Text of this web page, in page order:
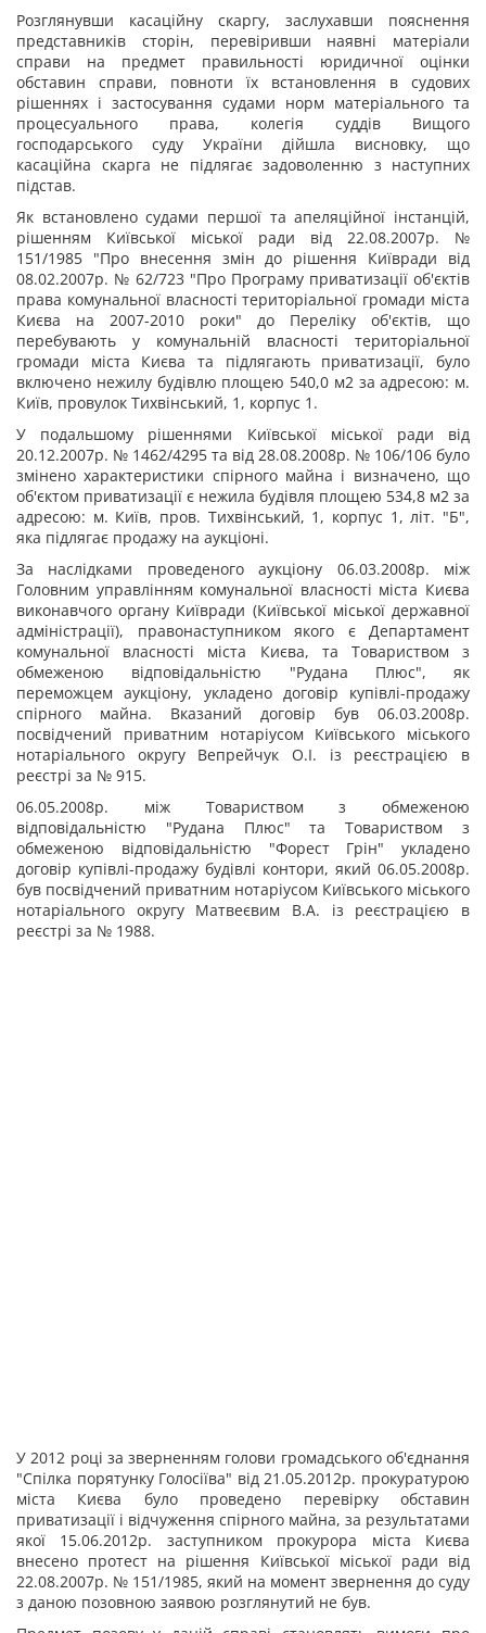
Розглянувши касаційну скаргу, заслухавши пояснення
представників сторін, перевіривши наявні матеріали
справи на предмет правильності юридичної оцінки
обставин справи, повноти їх встановлення в судових
рішеннях і застосування судами норм матеріального та
процесуального права, колегія суддів Вищого
господарського суду України дійшла висновку, що
касаційна скарга не підлягає задоволенню з наступних
підстав.
Як встановлено судами першої та апеляційної інстанцій,
рішенням Київської міської ради від 22.08.2007р. №
151/1985 "Про внесення змін до рішення Київради від
08.02.2007р. № 62/723 "Про Програму приватизації об'єктів
права комунальної власності територіальної громади міста
Києва на 2007-2010 роки" до Переліку об'єктів, що
перебувають у комунальній власності територіальної
громади міста Києва та підлягають приватизації, було
включено нежилу будівлю площею 540,0 м2за адресою: м.
Київ, провулок Тихвінський, 1, корпус 1.
У подальшому рішеннями Київської міської ради від
20.12.2007р. № 1462/4295 та від 28.08.2008р. № 106/106 було
змінено характеристики спірного майна і визначено, що
об'єктом приватизації є нежила будівля площею 534,8 м2 за
адресою: м. Київ, пров. Тихвінський, 1, корпус 1, літ. "Б",
яка підлягає продажу на аукціоні.
За наслідками проведеного аукціону 06.03.2008р. між
Головним управлінням комунальної власності міста Києва
виконавчого органу Київради (Київської міської державної
адміністрації), правонаступником якого є Департамент
комунальної власності міста Києва, та Товариством з
обмеженою відповідальністю "Рудана Плюс", як
переможцем аукціону, укладено договір купівлі-продажу
спірного майна. Вказаний договір був 06.03.2008р.
посвідчений приватним нотаріусом Київського міського
нотаріального округу Вепрейчук О.І. із реєстрацією в
реєстрі за № 915.
06.05.2008р. між Товариством з обмеженою
відповідальністю "Рудана Плюс" та Товариством з
обмеженою відповідальністю "Форест Грін" укладено
договір купівлі-продажу будівлі контори, який 06.05.2008р.
був посвідчений приватним нотаріусом Київського міського
нотаріального округу Матвеєвим В.А. із реєстрацією в
реєстрі за № 1988.
У 2012 році за зверненням голови громадського об'єднання
"Спілка порятунку Голосіїва" від 21.05.2012р. прокуратурою
міста Києва було проведено перевірку обставин
приватизації і відчуження спірного майна, за результатами
якої 15.06.2012р. заступником прокурора міста Києва
внесено протест на рішення Київської міської ради від
22.08.2007р. № 151/1985, який на момент звернення до суду
з даною позовною заявою розглянутий не був.